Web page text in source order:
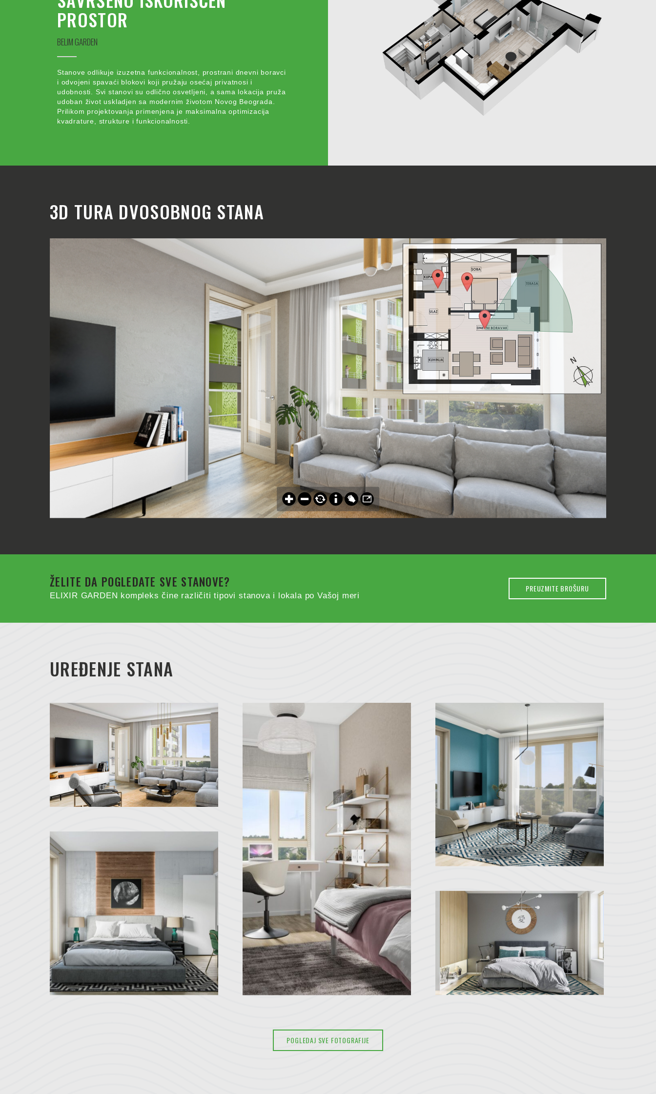
PROSTOR
BELIM GARDEN
Stanove odlikuje izuzetna funkcionalnost, prostrani dnevni boravci
i odvojeni spavaći blokovi koji pružaju osećaj privatnosi i
udobnosti. Svi stanovi su odlično osvetljeni, a sama lokacija pruža
udoban život uskladjen sa modernim životom Novog Beograda.
Prilikom projektovanja primenjena je maksimalna optimizacija
kvadrature, strukture i funkcionalnosti.
3D TURA DVOSOBNOG STANA
ŽELITE DA POGLEDATE SVE STANOVE?
ELIXIR GARDEN kompleks čine različiti tipovi stanova i lokala po Vašoj meri
PREUZMITE BROŠURU
UREĐENJE STANA
POGLEDAJ SVE FOTOGRAFIJE